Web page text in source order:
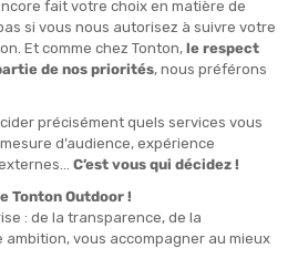
LEATHERMAN
UTENSILE MULTIFUNZIONE
SKELETOOL CON CUSTODIA